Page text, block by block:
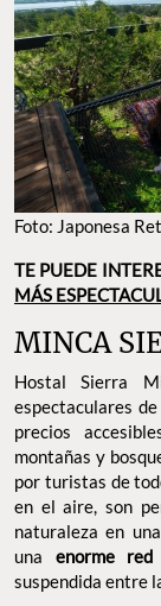
Foto: Japonesa
TE PUEDE
MÁS
MINCA
Hostal Sierra
espectaculares
precios
montañas y
por turistas de
en el aire, son
naturaleza en
una enorme
suspendida entre